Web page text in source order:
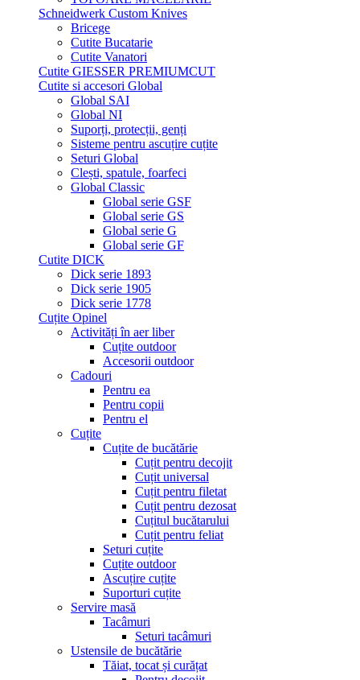
Schneidwerk Custom Knives
Bricege
Cutite Bucatarie
Cutite Vanatori
Cutite GIESSER PREMIUMCUT
Cutite si accesori Global
Global SAI
Global NI
Suporți, protecții, genți
Sisteme pentru ascuțire cuțite
Seturi Global
Clești, spatule, foarfeci
Global Classic
Global serie GSF
Global serie GS
Global serie G
Global serie GF
Cutite DICK
Dick serie 1893
Dick serie 1905
Dick serie 1778
Cuțite Opinel
Activități în aer liber
Cuțite outdoor
Accesorii outdoor
Cadouri
Pentru ea
Pentru copii
Pentru el
Cuțite
Cuțite de bucătărie
Cuțit pentru decojit
Cuțit universal
Cuțit pentru filetat
Cuțit pentru dezosat
Cuțitul bucătarului
Cuțit pentru feliat
Seturi cuțite
Cuțite outdoor
Ascuțire cuțite
Suporturi cuțite
Servire masă
Tacâmuri
Seturi tacâmuri
Ustensile de bucătărie
Tăiat, tocat și curățat